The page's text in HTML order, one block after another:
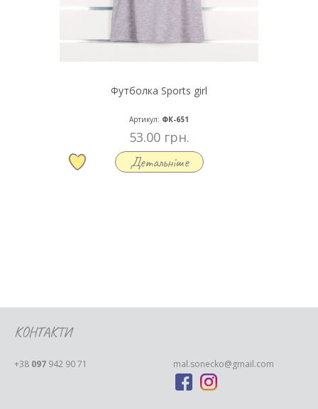
Футболка Sports girl
Артикул: ФК-651
53.00 грн.
Детальніше
КОНТАКТИ
+38 097 942 90 71 mal.sonecko@gmail.com